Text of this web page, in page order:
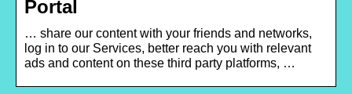
Portal
… share our content with your friends and networks,
log in to our Services, better reach you with relevant
ads and content on these third party platforms, …